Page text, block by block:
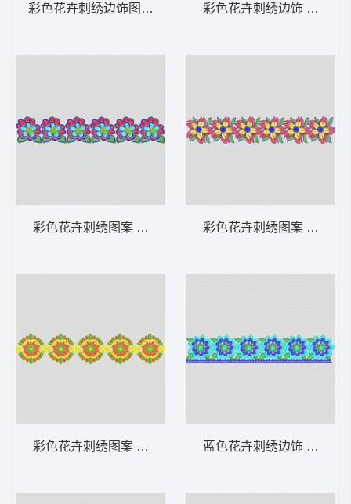
彩色花卉刺绣边饰图案 条带状 水溶条码网布
彩色花卉刺绣图案 条带状 水溶条码网布花边
彩色花卉刺绣图案 条带状 水溶条码网布花边
彩色花卉刺绣边饰 条带状
彩色花卉刺绣图案 条带状
蓝色花卉刺绣边饰 条带状